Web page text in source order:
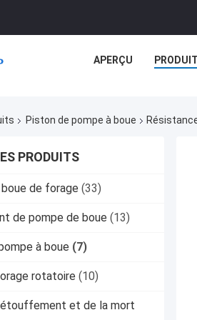
APERÇU
Piston de pompe à boue
PRODUITS
de forage (33)
de pompe de boue (13)
à boue (7)
rotatoire (10)
étouffement et de la mort